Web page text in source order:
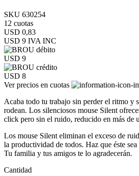
SKU 630254
12 cuotas
USD 0,83
USD 9 IVA INC
USD 9
USD 8
Ver precios en cuotas
Acaba todo tu trabajo sin perder el ritmo y
rodean. Los silenciosos mouse Silent
click pero sin el ruido, reducido en más de
Los mouse Silent eliminan el exceso de
la productividad de todos. Haz que éste
Tu familia y tus amigos te lo agradecerán.
Cantidad